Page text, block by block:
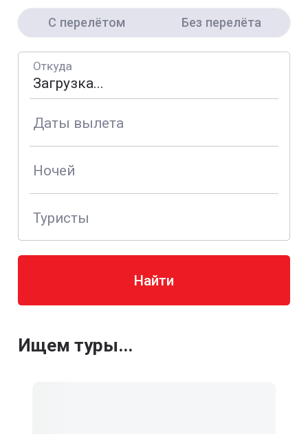
С перелётом Без перелёта
Откуда
Даты вылета
Ночей
Туристы
Найти
Ищем туры...